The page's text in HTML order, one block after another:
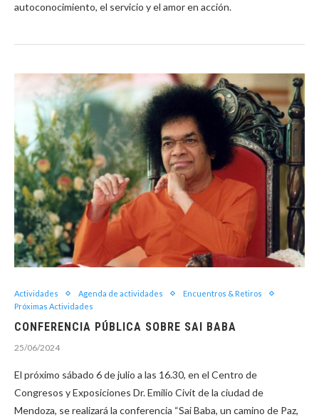
autoconocimiento, el servicio y el amor en acción.
Actividades Agenda de actividades
Encuentros & Retiros
Próximas Actividades
CONFERENCIA PÚBLICA SOBRE SAI BABA
25/06/2024
El próximo sábado 6 de julio a las 16.30, en el Centro de
Congresos y Exposiciones Dr. Emilio Civit de la ciudad de
Mendoza, se realizará la conferencia “Sai Baba, un camino de Paz,